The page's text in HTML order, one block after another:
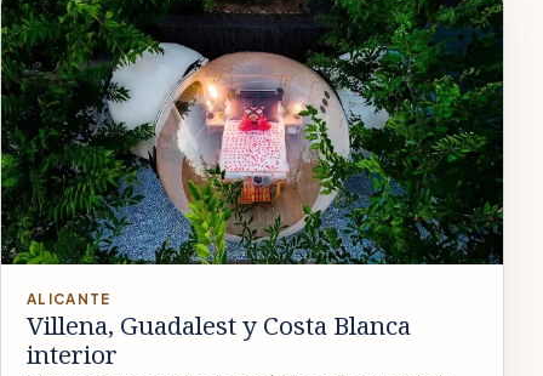
ALICANTE
Villena, Guadalest y Costa Blanca
interior